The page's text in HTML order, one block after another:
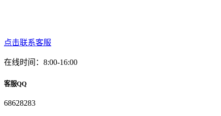
点击联系客服
在线时间：8:00-16:00
客服QQ
68628283